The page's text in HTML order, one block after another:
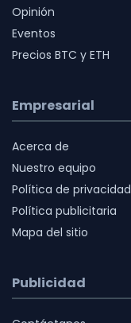
Opinión
Eventos
Precios BTC y ETH
Empresarial
Acerca de
Nuestro equipo
Política de privacidad
Política publicitaria
Mapa del sitio
Publicidad